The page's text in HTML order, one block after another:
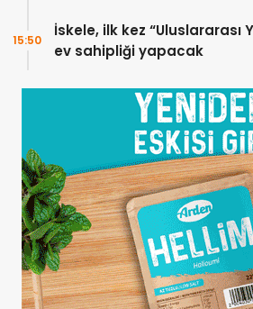
İskele, ilk kez “Uluslararası
ev sahipliği yapacak
15:50